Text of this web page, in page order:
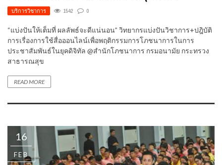
บริการวิชาการ 1542 0
“แบ่งปันให้เต็มที่ ผลลัพธ์จะดีแน่นอน” วิทยากรแบ่งปันวิชาการ+ปฎิบัติ
การเรื่องการใช้สื่อออนไลน์เพื่อพฤติกรรมการโภชนาการในการ
ประชาสัมพันธ์ในยุคดิจิทัล @สำนักโภชนาการ กรมอนามัย กระทรวง
สาธารณสุข
READ MORE
16
FEB